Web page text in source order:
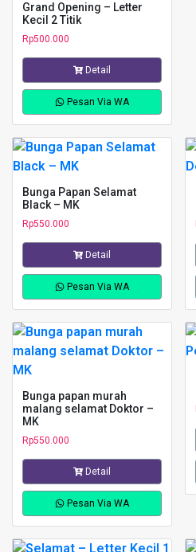
Grand Opening – Letter
Kecil 2 Titik
Rp500.000
Detail
Pesan Via WA
Bunga Papan Selamat
Black – MK
Rp550.000
Detail
Pesan Via WA
Bunga papan murah
malang selamat Doktor –
MK
Rp550.000
Detail
Pesan Via WA